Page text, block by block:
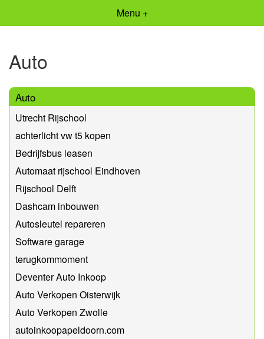
Menu +
Auto
Auto
Utrecht Rijschool
achterlicht vw t5 kopen
Bedrijfsbus leasen
Automaat rijschool Eindhoven
Rijschool Delft
Dashcam inbouwen
Autosleutel repareren
Software garage
terugkommoment
Deventer Auto Inkoop
Auto Verkopen Oisterwijk
Auto Verkopen Zwolle
autoinkoopapeldoorn.com